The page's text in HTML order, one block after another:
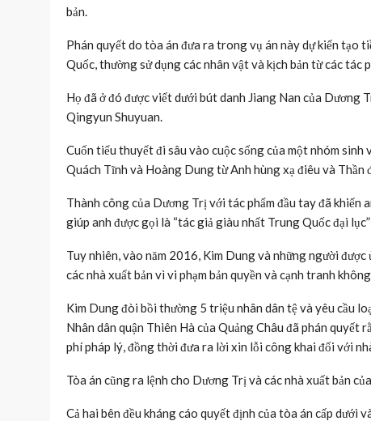
bản.
Phán quyết do tòa án đưa ra trong vụ án này dự kiến tạo
Quốc, thường sử dụng các nhân vật và kịch bản từ các tác
Họ đã ở đó được viết dưới bút danh Jiang Nan của Dương
Qingyun Shuyuan.
Cuốn tiểu thuyết đi sâu vào cuộc sống của một nhóm
Quách Tĩnh và Hoàng Dung từ Anh hùng xạ điêu và Thần
Thành công của Dương Trị với tác phẩm đầu tay đã
giúp anh được gọi là “tác giả giàu nhất Trung Quốc đại
Tuy nhiên, vào năm 2016, Kim Dung và những người
các nhà xuất bản vì vi phạm bản quyền và cạnh tranh
Kim Dung đòi bồi thường 5 triệu nhân dân tệ và yêu cầu
Nhân dân quận Thiên Hà của Quảng Châu đã phán
phí pháp lý, đồng thời đưa ra lời xin lỗi công khai đối với
Tòa án cũng ra lệnh cho Dương Trị và các nhà xuất bản
Cả hai bên đều kháng cáo quyết định của tòa án cấp dưới